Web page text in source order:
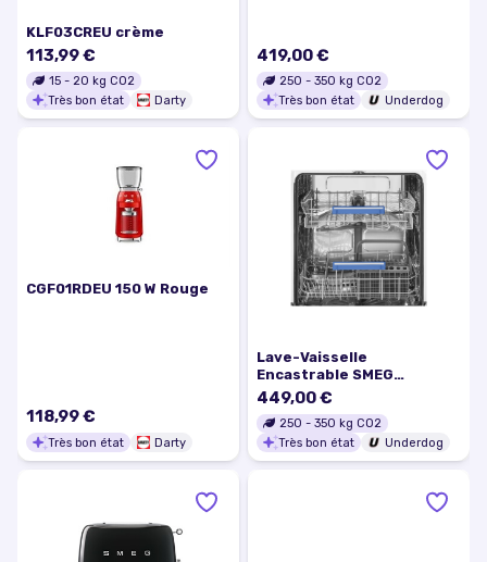
KLF03CREU crème
113,99 €
15 - 20 kg CO2
Très bon état
Darty
419,00 €
250 - 350 kg CO2
Très bon état
Underdog
CGF01RDEU 150 W Rouge
118,99 €
Très bon état Darty
Lave-Vaisselle
Encastrable SMEG
STL262D
449,00 €
250 - 350 kg CO2
Très bon état
Underdog